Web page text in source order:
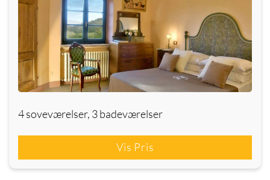
4 soveværelser, 3 badeværelser
Vis Pris